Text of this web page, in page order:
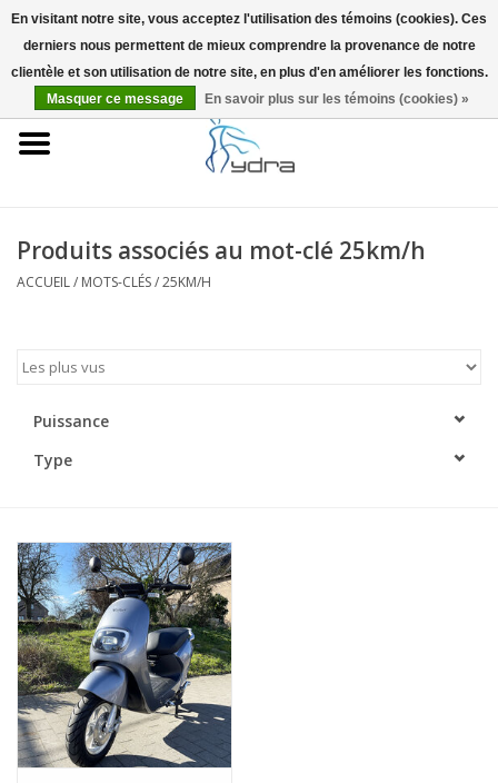
EUR
Accueil
Accessoires
Blog
Produits associés au mot-clé 25km/h
ACCUEIL/ MOTS-CLÉS/25KM/H
Puissance
Type
En visitant notre site, vous acceptez l'utilisation des témoins (cookies). Ces
derniers nous permettent de mieux comprendre la provenance de notre
clientèle et son utilisation de notre site, en plus d'en améliorer les fonctions.
Masquer ce message
En savoir plus sur les témoins (cookies) »